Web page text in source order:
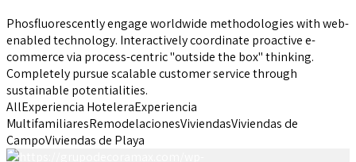
Phosfluorescently engage worldwide methodologies with web-
enabled technology. Interactively coordinate proactive e-
commerce via process-centric "outside the box" thinking.
Completely pursue scalable customer service through
sustainable potentialities.
AllExperiencia HoteleraExperiencia
MultifamiliaresRemodelacionesViviendasViviendas de
CampoViviendas de Playa